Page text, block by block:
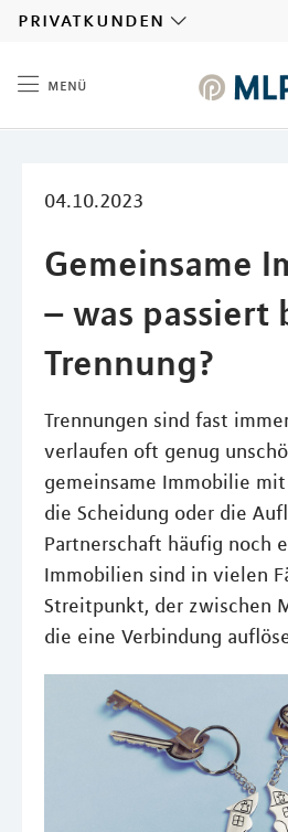
privatkunden
menü
04.10.2023
Gemeinsame
– was passiert
Trennung?
Trennungen sind fast
verlaufen oft genug
gemeinsame Immobilie
die Scheidung oder die
Partnerschaft häufig noch
Immobilien sind in vielen
Streitpunkt, der zwischen
die eine Verbindung